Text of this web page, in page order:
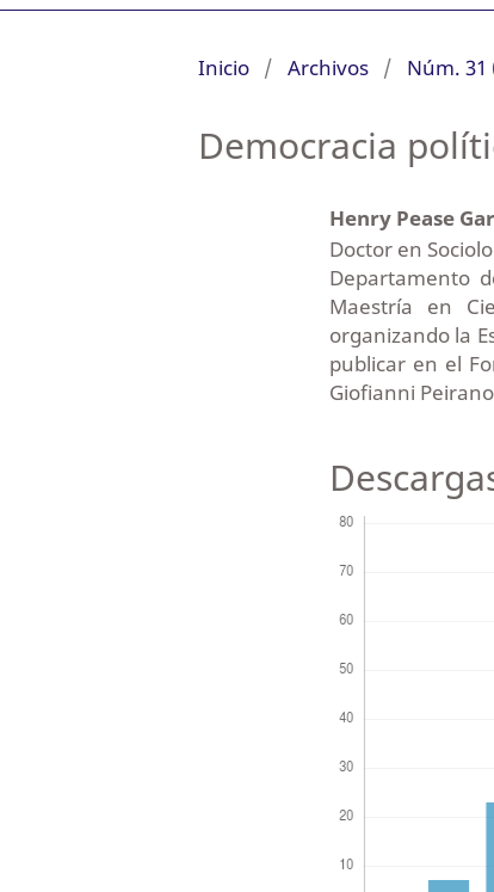
Inicio / Archivos / Núm. 31
Democracia
Henry Pease
Doctor en
Departamento
Maestría en
organizando la
publicar en el
Giofianni